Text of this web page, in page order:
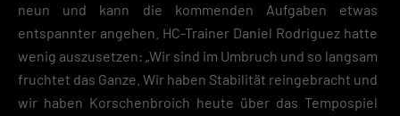
neun und kann die kommenden Aufgaben etwas
entspannter angehen. HC-Trainer Daniel Rodriguez hatte
wenig auszusetzen: „Wir sind im Umbruch und so langsam
fruchtet das Ganze. Wir haben Stabilität reingebracht und
wir haben Korschenbroich heute über das Tempospiel